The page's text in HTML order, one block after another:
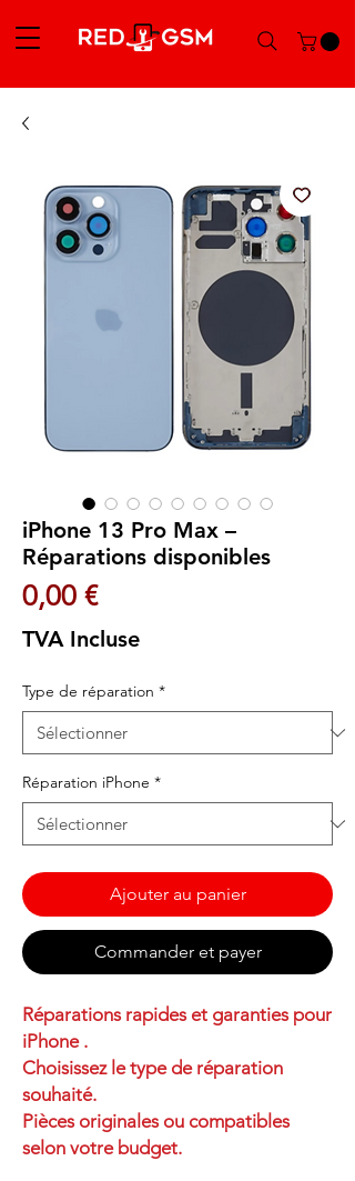
iPhone 13 Pro Max –
Réparations disponibles
0,00 €Prix
TVA Incluse
Type de réparation *
Réparation iPhone *
Ajouter au panier
Commander et payer
Réparations rapides et garanties pour
iPhone .
Choisissez le type de réparation
souhaité.
Pièces originales ou compatibles
selon votre budget.